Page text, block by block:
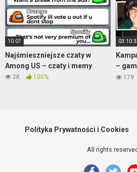
10:07
Najśmieszniejsze czaty w
Among US – czaty i memy
2K 100%
–
część 2
179
Polityka Prywatności i Cookies
All rights reserved.